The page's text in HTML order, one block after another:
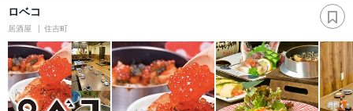
ロベコ
居酒屋 住吉町